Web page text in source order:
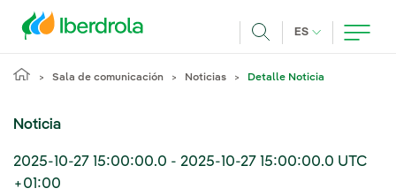
ES IDIOMA
Sala de comunicación Noticias Detalle Noticia
Noticia
2025-10-27 15:00:00.0 - 2025-10-27 15:00:00.0 UTC
+01:00